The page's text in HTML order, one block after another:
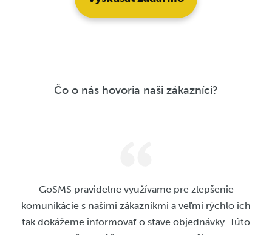
Čo o nás hovoria naši zákazníci?
GoSMS pravidelne využívame pre zlepšenie
komunikácie s našimi zákazníkmi a veľmi rýchlo ich
tak dokážeme informovať o stave objednávky. Túto